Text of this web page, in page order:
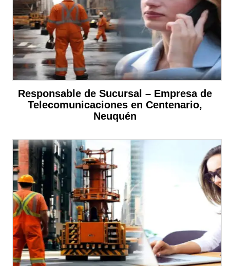
Responsable de Sucursal – Empresa de
Telecomunicaciones en Centenario,
Neuquén